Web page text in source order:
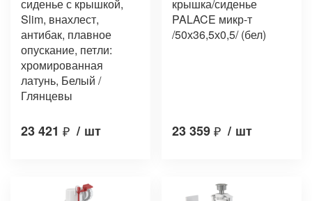
сиденье с крышкой,
Slim, внахлест,
антибак, плавное
опускание, петли:
хромированная
латунь, Белый /
Глянцевы
23 421 ₽ / шт
крышка/сиденье
PALACE микр-т
/50х36,5х0,5/ (бел)
23 359₽ / шт